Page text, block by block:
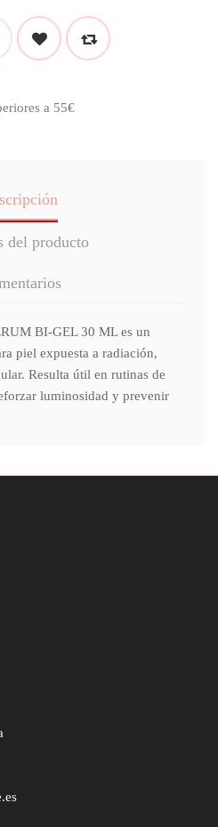
a 55€
del producto
BI-GEL 30 ML es un
piel expuesta a radiación,
Resulta útil en rutinas de
luminosidad y prevenir